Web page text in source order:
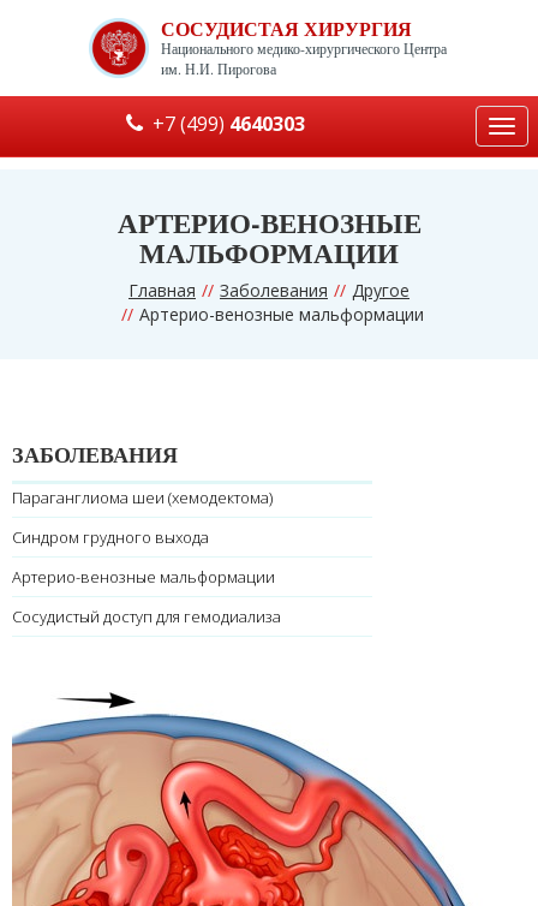
СОСУДИСТАЯ ХИРУРГИЯ
Национального медико-хирургического Центра
им. Н.И. Пирогова
+7 (499) 4640303
АРТЕРИО-ВЕНОЗНЫЕ
МАЛЬФОРМАЦИИ
Главная Заболевания
Другое
Артерио-венозные мальформации
ЗАБОЛЕВАНИЯ
Параганглиома шеи (хемодектома)
Синдром грудного выхода
Артерио-венозные мальформации
Сосудистый доступ для гемодиализа